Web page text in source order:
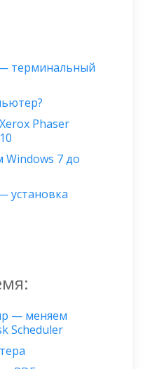
терминальный
Phaser
Windows 7 до
установка
— меняем
Scheduler